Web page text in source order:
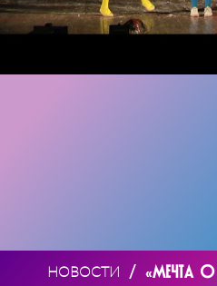
НОВОСТИ / «МЕЧТА